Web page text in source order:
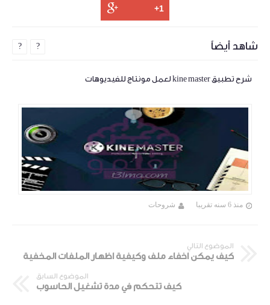
شاهد أيضاً
شرح تطبيق kine master لعمل مونتاج للفيديوهات
منذ 6 سنه تقريبا شروحات
? ?
الموضوع التالي
كيف يمكن اخفاء ملف وكيفية اظهار الملفات المخفية
الموضوع السابق
كيف تتحكم في مدة تشغيل الحاسوب